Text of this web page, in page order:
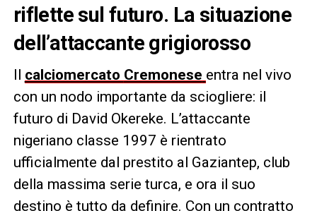
riflette sul futuro. La situazione
dell’attaccante grigiorosso
Il calciomercato Cremonese entra nel vivo
con un nodo importante da sciogliere: il
futuro di David Okereke. L’attaccante
nigeriano classe 1997 è rientrato
ufficialmente dal prestito al Gaziantep, club
della massima serie turca, e ora il suo
destino è tutto da definire. Con un contratto